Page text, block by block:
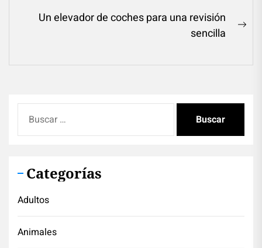
Un elevador de coches para una revisión
sencilla
Categorías
Adultos
Animales